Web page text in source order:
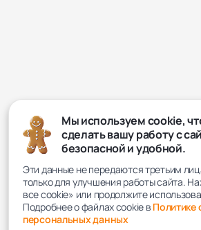
Мы используем cookie,
сделать вашу работу с
безопасной и удобной.
Эти данные не передаются третьим
только для улучшения работы сайта.
все cookie» или продолжите
Подробнее о файлах cookie в Политике
персональных данных